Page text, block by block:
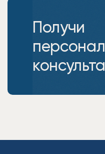
Получи